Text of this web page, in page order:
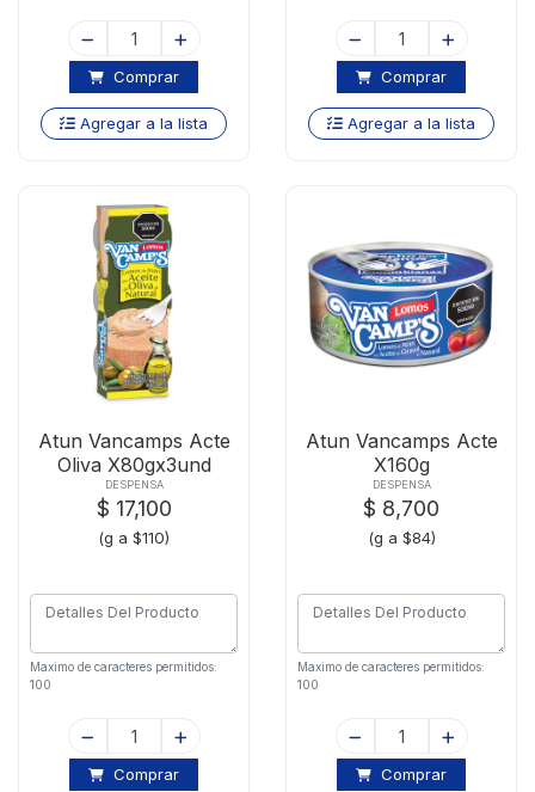
Comprar
Agregar a la lista
Comprar
Agregar a la lista
Atun Vancamps Acte
Oliva X80gx3und
DESPENSA
$ 17,100
(g a $110)
Maximo de caracteres permitidos:
100
Comprar
Atun Vancamps Acte
X160g
DESPENSA
$ 8,700
(g a $84)
Maximo de caracteres permitidos:
100
Comprar